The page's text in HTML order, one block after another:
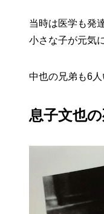
当時は医学も発
小さな子が元気
中也の兄弟も6人
息子文也